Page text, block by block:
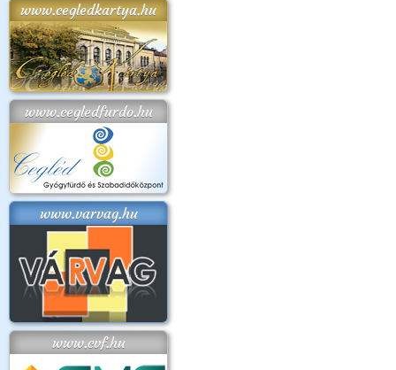
www.cegledkartya.hu
www.cegledfurdo.hu
www.varvag.hu
www.cvf.hu